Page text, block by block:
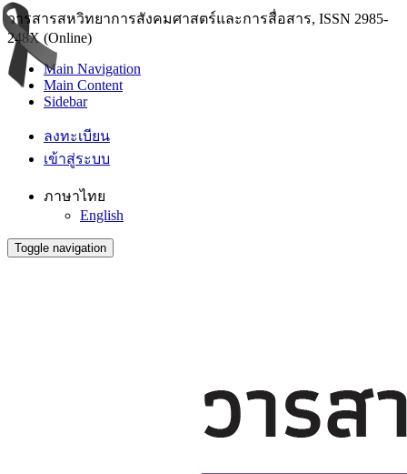
วารสารสหวิทยาการสังคมศาสตร์และการสื่อสาร, ISSN 2985-
248X (Online)
Main Navigation
Main Content
Sidebar
ลงทะเบียน
เข้าสู่ระบบ
ภาษาไทย
English
Toggle navigation